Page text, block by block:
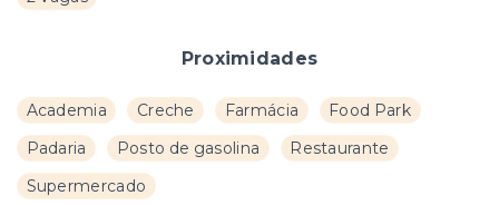
Proximidades
Academia Creche Farmácia
Food Park
Padaria
Posto de gasolina
Restaurante
Supermercado